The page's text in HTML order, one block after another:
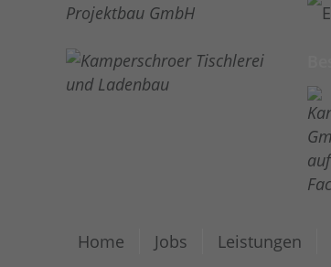
Home Jobs Leistungen